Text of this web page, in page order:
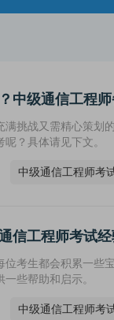
中级通信工程
满挑战又需精心策
？具体请见下文。
中级通信工程师考
信工程师考试
考生都会积累一些
些帮助和启示。
中级通信工程师考